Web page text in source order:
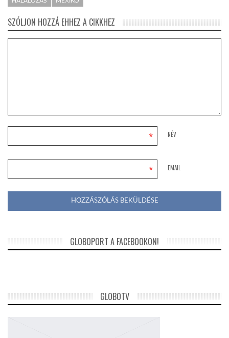
SZÓLJON HOZZÁ EHHEZ A CIKKHEZ
NÉV
*
EMAIL
*
GLOBOPORT A FACEBOOKON!
GLOBOTV